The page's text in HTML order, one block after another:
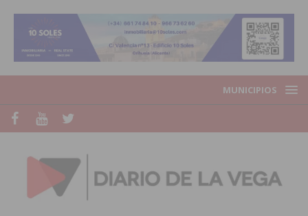
MUNICIPIOS